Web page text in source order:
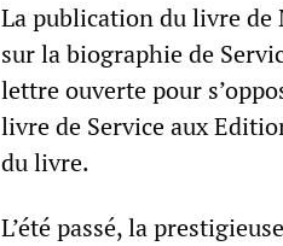
La publication du livre
sur la biographie de
lettre ouverte pour
livre de Service aux
du livre.
L’été passé, la